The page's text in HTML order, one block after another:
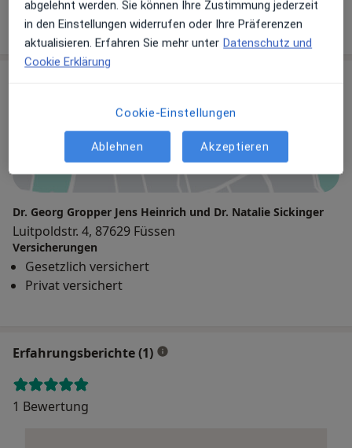
5 Bewertungen
Zu Google Maps
Dr. Georg Gropper Jens Heinrich und Dr. Natalie Sickinger
Luitpoldstr. 4, 87629 Füssen
Versicherungen
Gesetzlich versichert
Privat versichert
Erfahrungsberichte (1)
1 Bewertung
abgelehnt werden. Sie können Ihre Zustimmung jederzeit
in den Einstellungen widerrufen oder Ihre Präferenzen
aktualisieren. Erfahren Sie mehr unter Datenschutz und
Cookie Erklärung
Cookie-Einstellungen
Ablehnen Akzeptieren